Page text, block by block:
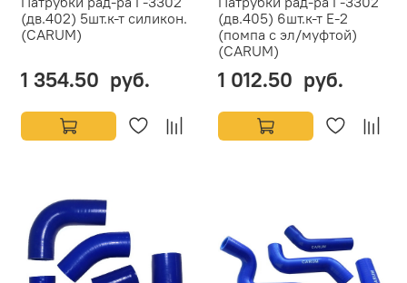
(дв.402) 5шт.к-т силикон.
(CARUM)
1 354.50 руб.
(дв.405) 6шт.к-т Е-2
(помпа с эл/муфтой)
(CARUM)
1 012.50 руб.